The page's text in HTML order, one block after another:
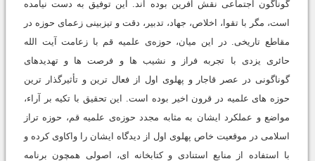
گوناگون اجتماعی نقش آفرین بوده اند. این توفیق به دست نیامده
است، مگر با تقوا، اخلاص، جهاد، تدبیر، دقت و تیزبینی زعمای حوزه در
مقاطع تاریخی. در این میان، حوزه‌ی علمیه قم با زعامت آیت الله
حائری یزدی با تجربه فراز و نشیب ها و فرصت ها و تهدیدهای
گوناگونی در عصر قاجار و پهلوی اول از فعال ترین و تأثیرگذار ترین
حوزه های علمیه در قرون اخیر بوده است. این تحقیق با تکیه بر آراء،
مواضع و عملکرد ایشان به مثابه مجدد حوزه‌ی علمیه قم، حوزه تراز
اسلامی در موقعیت خاص پهلوی اول از دیدگاه ایشان را واکاوی کرده و
با استفاده از منابع استنادی و کتابخانه ای، اصولی همچون برنامه